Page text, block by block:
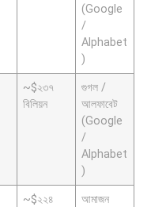
অর্থ পাচারের
মহাকাব্য: ১০০
ডলারের…
(Google
/
Alphabet
)
~$২৩৭
বিলিয়ন
গুগল /
আলফাবেট
(Google
/
Alphabet
)
~$২২৪
আমাজন